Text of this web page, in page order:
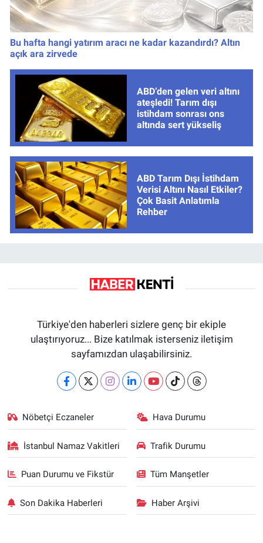
Bu hafta hangi yatırım aracı ne kadar kazandırdı? Altın
açık ara zirvede
ABD’den gelen veri altını
ateşledi! Tarım dışı
istihdam sonrası ons
altında sert yükseliş
ABD Tarım Dışı İstihdam
Verisi Altını Nasıl Etkiler?
Çok Basit Anlatımla
Rehber
Türkiye'den haberleri sizlere genç bir ekiple
ulaştırıyoruz... Bize katılmak isterseniz iletişim
sayfamızdan ulaşabilirsiniz.
Nöbetçi Eczaneler Hava Durumu
İstanbul Namaz Vakitleri Trafik Durumu
Puan Durumu ve Fikstür Tüm Manşetler
Son Dakika Haberleri Haber Arşivi